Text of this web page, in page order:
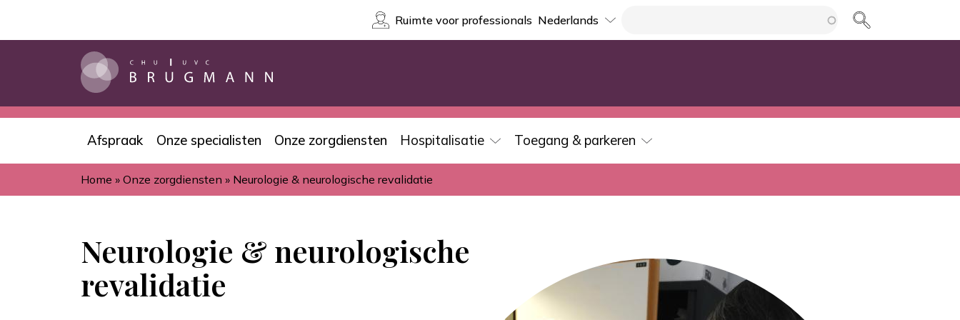
Ruimte voor professionals
Select
your
language
Navigation
principale
Afspraak Onze specialisten Onze zorgdiensten Hospitalisatie Toegang & parkeren
Kruimelpad
Home Onze zorgdiensten Neurologie & neurologische revalidatie
Neurologie & neurologische
revalidatie